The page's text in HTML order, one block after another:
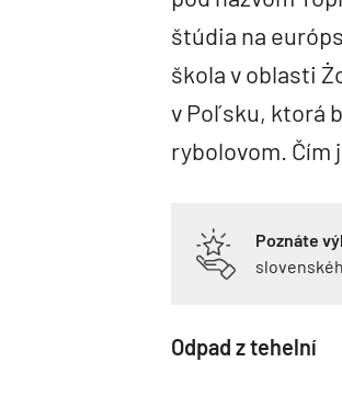
štúdia na
škola v oblasti
v Poľsku, ktorá
rybolovom. Čím
Poznáte
Odpad z tehelní